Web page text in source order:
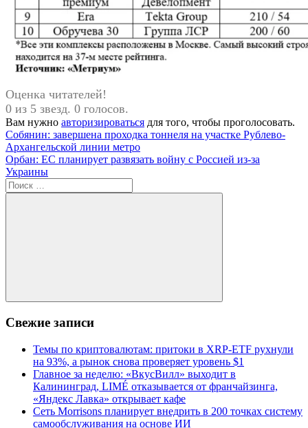
Оценка читателей!
0 из 5 звезд. 0 голосов.
Вам нужно авторизироваться для того, чтобы проголосовать.
Навигация
по
записям
Предыдущая
запись:
Собянин: завершена проходка тоннеля на участке Рублево-
Архангельской линии метро
Следующая
запись:
Орбан: ЕС планирует развязать войну с Россией из-за
Украины
Поиск
для:
Поиск
Свежие записи
Темы по криптовалютам: притоки в XRP-ETF рухнули
на 93%, а рынок снова проверяет уровень $1
Главное за неделю: «ВкусВилл» выходит в
Калининград, LIMÉ отказывается от франчайзинга,
«Яндекс Лавка» открывает кафе
Сеть Morrisons планирует внедрить в 200 точках систему
самообслуживания на основе ИИ